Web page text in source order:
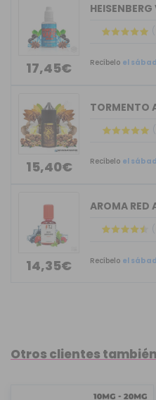
17,45€ Recíbelo el
15,40€ Recíbelo el
14,35€
AROMA RED
Recíbelo el
Otros clientes